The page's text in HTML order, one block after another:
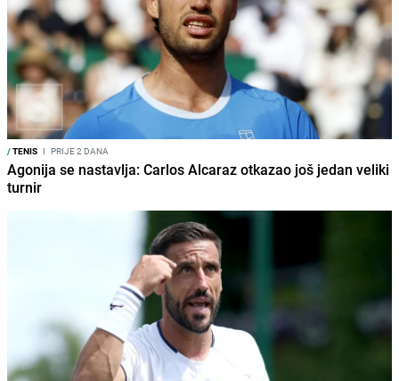
/TENIS I PRIJE 2 DANA
Agonija se nastavlja: Carlos Alcaraz otkazao još jedan veliki
turnir